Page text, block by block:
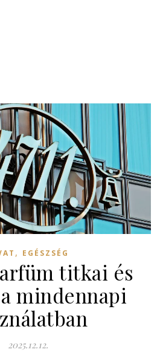
, EGÉSZSÉG
titkai és
mindennapi
2025.12.12.